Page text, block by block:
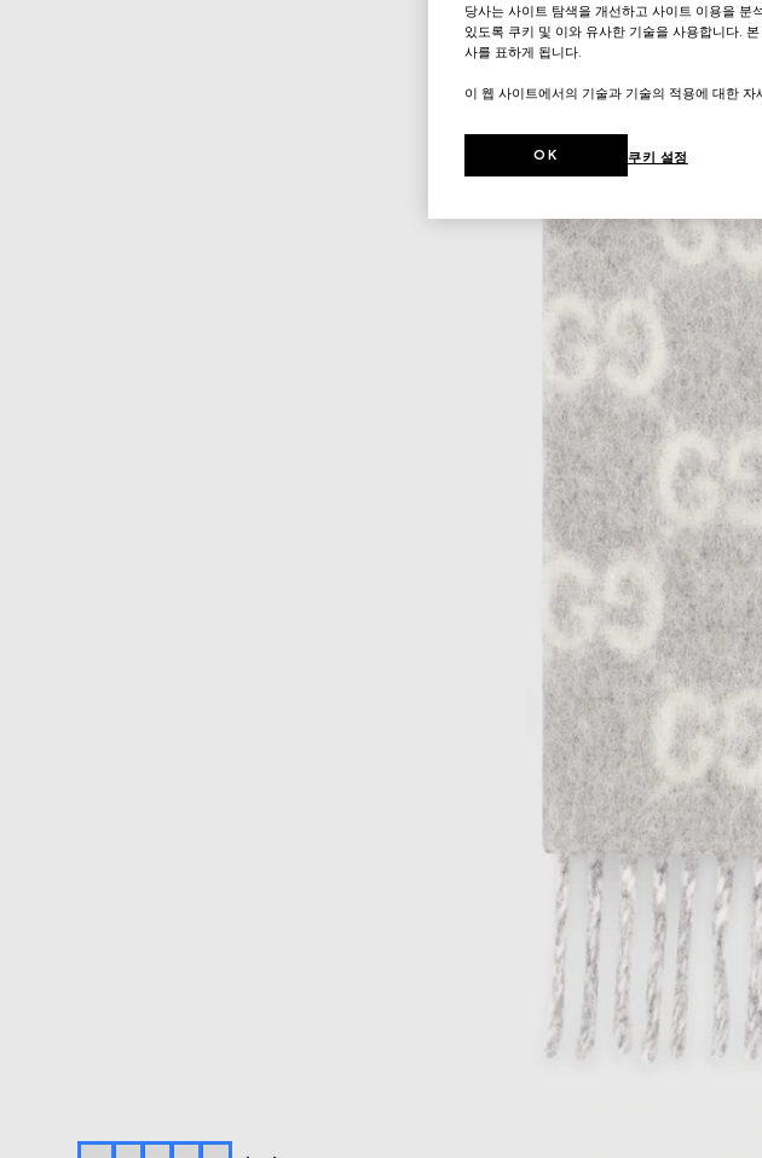
당사는 사이트 탐색을 개선하고 사이트 이용을
있도록 쿠키 및 이와 유사한 기술을 사용합니다.
사를 표하게 됩니다.
이 웹 사이트에서의 기술과 기술의 적용에 대한 자
쿠키 설정
OK